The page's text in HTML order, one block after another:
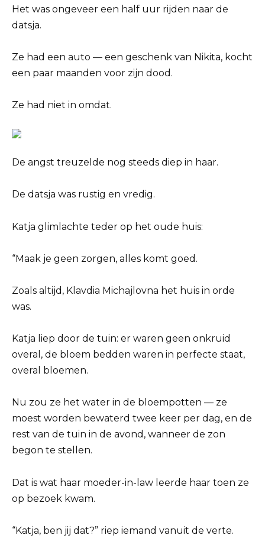
Het was ongeveer een half uur rijden naar de
datsja.
Ze had een auto — een geschenk van Nikita, kocht
een paar maanden voor zijn dood.
Ze had niet in omdat.
De angst treuzelde nog steeds diep in haar.
De datsja was rustig en vredig.
Katja glimlachte teder op het oude huis:
“Maak je geen zorgen, alles komt goed.
Zoals altijd, Klavdia Michajlovna het huis in orde
was.
Katja liep door de tuin: er waren geen onkruid
overal, de bloem bedden waren in perfecte staat,
overal bloemen.
Nu zou ze het water in de bloempotten — ze
moest worden bewaterd twee keer per dag, en de
rest van de tuin in de avond, wanneer de zon
begon te stellen.
Dat is wat haar moeder-in-law leerde haar toen ze
op bezoek kwam.
“Katja, ben jij dat?” riep iemand vanuit de verte.